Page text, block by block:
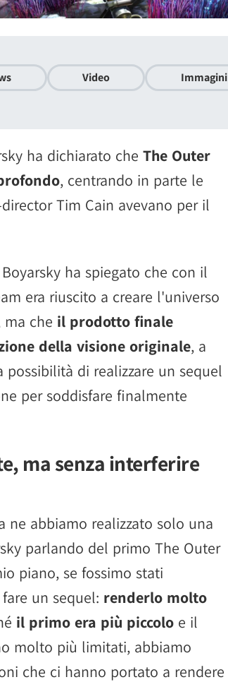
Video Immagini
ha dichiarato che The Outer
, centrando in parte le
Tim Cain avevano per il
ha spiegato che con il
era riuscito a creare l'universo
che il prodotto finale
della visione originale, a
di realizzare un sequel
per soddisfare finalmente
ma senza interferire
ne abbiamo realizzato solo una
parlando del primo The Outer
piano, se fossimo stati
un sequel: renderlo molto
il primo era più piccolo e il
molto più limitati, abbiamo
che ci hanno portato a rendere